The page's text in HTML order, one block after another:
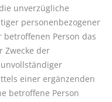
unverzügliche
personenbezogener
Person das
Zwecke der
einer ergänzenden
betroffene Person